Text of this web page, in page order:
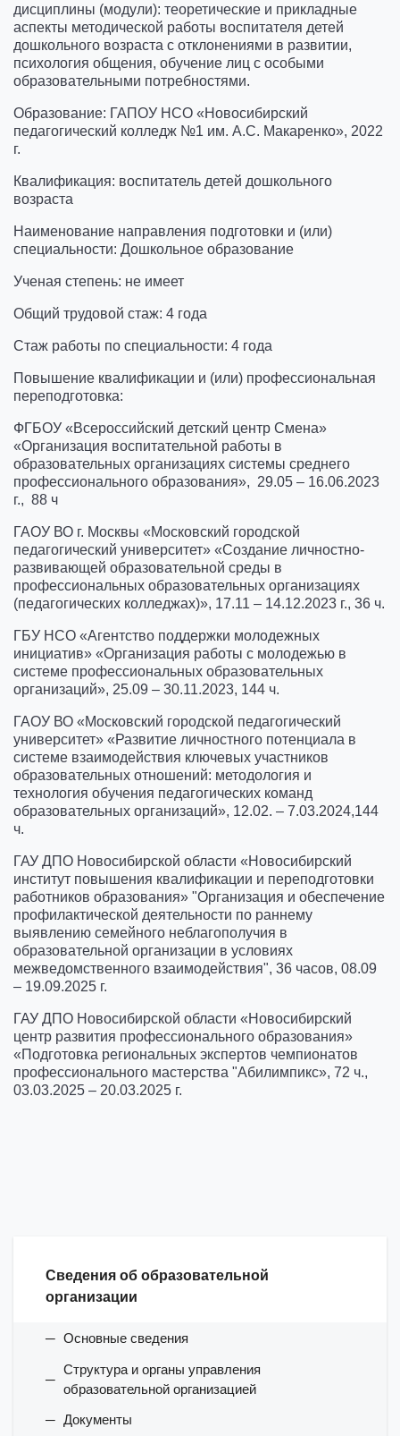
Сведения об образовательной
организации
Основные сведения
Структура и органы управления
образовательной организацией
Документы
дисциплины (модули): теоретические и прикладные
аспекты методической работы воспитателя детей
дошкольного возраста c отклонениями в развитии,
психология общения, обучение лиц с особыми
образовательными потребностями.
Образование: ГАПОУ НСО «Новосибирский
педагогический колледж №1 им. А.С. Макаренко», 2022
г.
Квалификация: воспитатель детей дошкольного
возраста
Наименование направления подготовки и (или)
специальности: Дошкольное образование
Ученая степень: не имеет
Общий трудовой стаж: 4 года
Стаж работы по специальности: 4 года
Повышение квалификации и (или) профессиональная
переподготовка:
ФГБОУ «Всероссийский детский центр Смена»
«Организация воспитательной работы в
образовательных организациях системы среднего
профессионального образования», 29.05 – 16.06.2023
г., 88 ч
ГАОУ ВО г. Москвы «Московский городской
педагогический университет» «Создание личностно-
развивающей образовательной среды в
профессиональных образовательных организациях
(педагогических колледжах)», 17.11 – 14.12.2023 г., 36 ч.
ГБУ НСО «Агентство поддержки молодежных
инициатив» «Организация работы с молодежью в
системе профессиональных образовательных
организаций», 25.09 – 30.11.2023, 144 ч.
ГАОУ ВО «Московский городской педагогический
университет» «Развитие личностного потенциала в
системе взаимодействия ключевых участников
образовательных отношений: методология и
технология обучения педагогических команд
образовательных организаций», 12.02. – 7.03.2024,144
ч.
ГАУ ДПО Новосибирской области «Новосибирский
институт повышения квалификации и переподготовки
работников образования» "Организация и обеспечение
профилактической деятельности по раннему
выявлению семейного неблагополучия в
образовательной организации в условиях
межведомственного взаимодействия", 36 часов, 08.09
– 19.09.2025 г.
ГАУ ДПО Новосибирской области «Новосибирский
центр развития профессионального образования»
«Подготовка региональных экспертов чемпионатов
профессионального мастерства "Абилимпикс», 72 ч.,
03.03.2025 – 20.03.2025 г.